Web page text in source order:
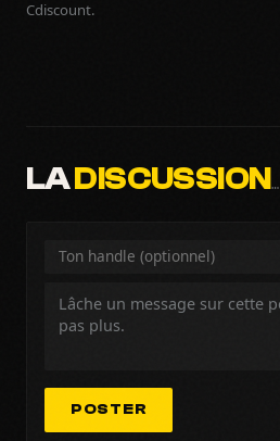
Cdiscount.
LADISCUSSION…
POSTER